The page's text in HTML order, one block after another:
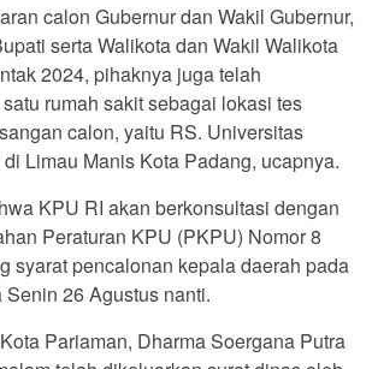
calon Gubernur dan Wakil Gubernur,
serta Walikota dan Wakil Walikota
2024, pihaknya juga telah
rumah sakit sebagai lokasi tes
calon, yaitu RS. Universitas
Limau Manis Kota Padang, ucapnya.
KPU RI akan berkonsultasi dengan
Peraturan KPU (PKPU) Nomor 8
syarat pencalonan kepala daerah pada
26 Agustus nanti.
Pariaman, Dharma Soergana Putra